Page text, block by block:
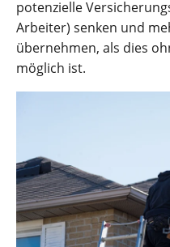
potenzielle
Arbeiter) senken und
übernehmen, als dies
möglich ist.